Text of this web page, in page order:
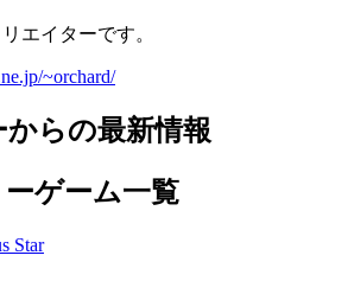
エイターです。
~orchard/
らの最新情報
ゲーム一覧